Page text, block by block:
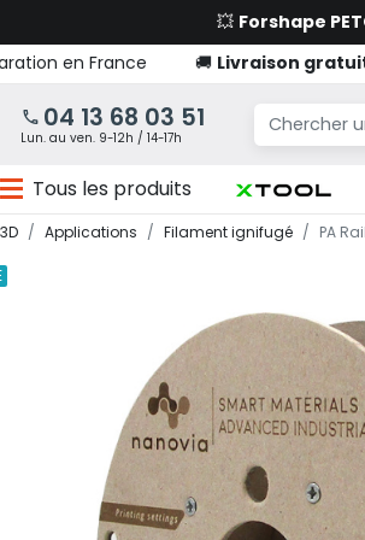
💥 Forshape
en France
🚚 Livraison
04 13 68 03 51
Lun. au ven. 9-12h / 14-17h
Tous les produits
Applications Filament ignifugé PA